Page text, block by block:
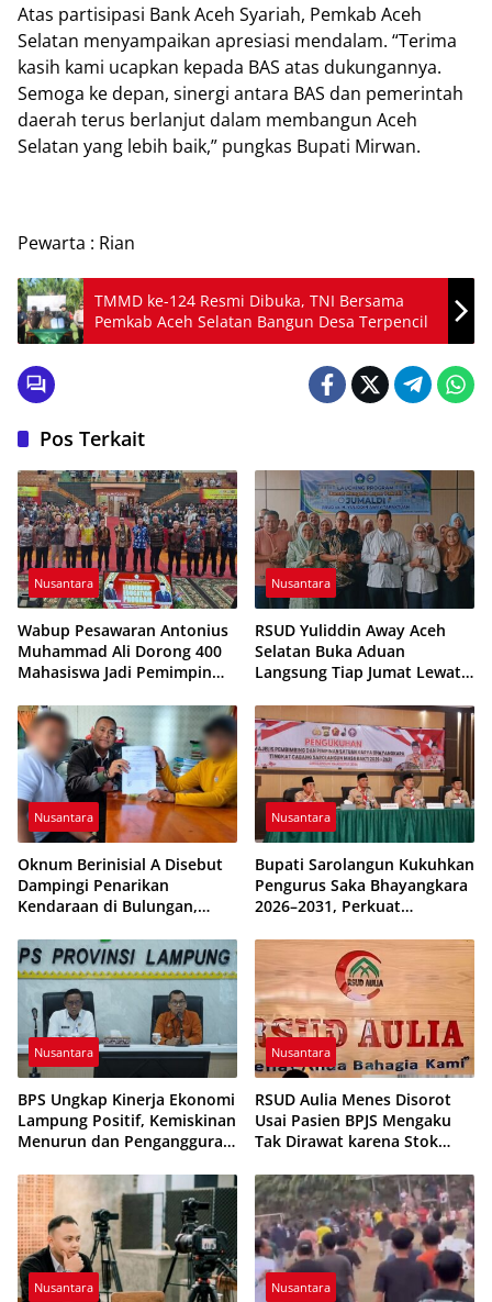
Atas partisipasi Bank Aceh Syariah, Pemkab Aceh
Selatan menyampaikan apresiasi mendalam. “Terima
kasih kami ucapkan kepada BAS atas dukungannya.
Semoga ke depan, sinergi antara BAS dan pemerintah
daerah terus berlanjut dalam membangun Aceh
Selatan yang lebih baik,” pungkas Bupati Mirwan.
Pewarta : Rian
TMMD ke-124 Resmi Dibuka, TNI Bersama
Pemkab Aceh Selatan Bangun Desa Terpencil
Pos Terkait
Nusantara
Wabup Pesawaran Antonius
Muhammad Ali Dorong 400
Mahasiswa Jadi Pemimpin
Nusantara
RSUD Yuliddin Away Aceh
Selatan Buka Aduan
Langsung Tiap Jumat Lewat
Nusantara
Oknum Berinisial A Disebut
Dampingi Penarikan
Kendaraan di Bulungan,
Nusantara
Bupati Sarolangun Kukuhkan
Pengurus Saka Bhayangkara
2026–2031, Perkuat
Generasi Muda
Nusantara
BPS Ungkap Kinerja Ekonomi
Lampung Positif, Kemiskinan
Menurun dan Pengangguran
Nusantara
RSUD Aulia Menes Disorot
Usai Pasien BPJS Mengaku
Tak Dirawat karena Stok
Nusantara Nusantara